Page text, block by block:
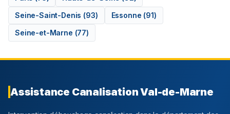
Seine-Saint-Denis (93) Essonne (91)
Seine-et-Marne (77)
Assistance CanalisationVal-de-Marne